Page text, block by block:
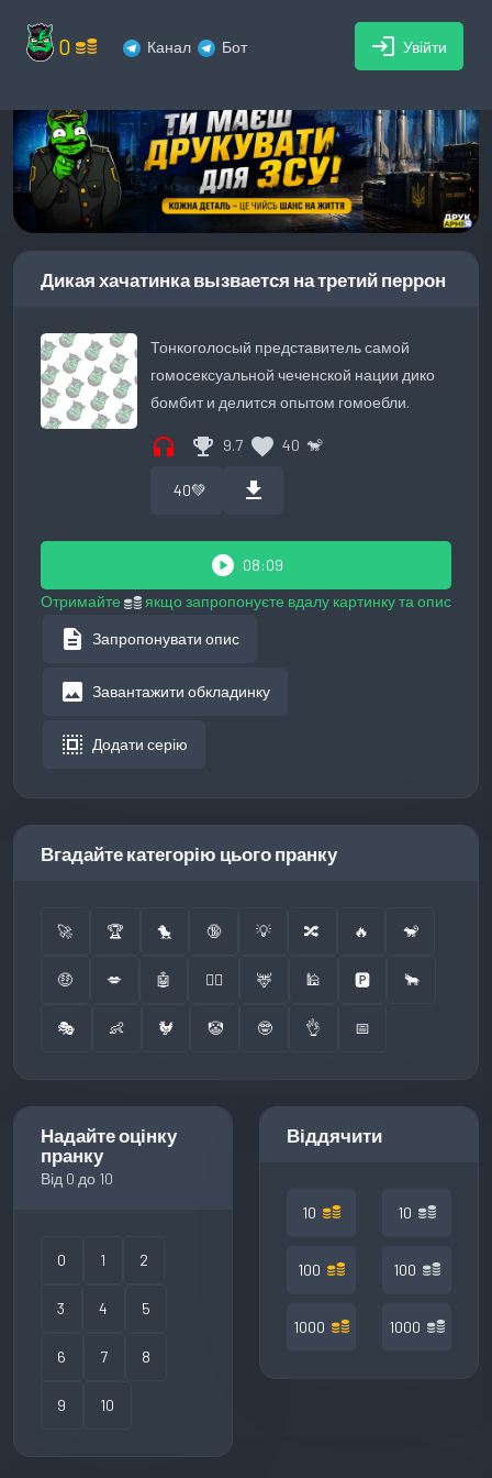
0 Канал Бот login Увійти
Дикая хачатинка вызвается на третий перрон
Тонкоголосый представитель самой
гомосексуальной чеченской нации дико
бомбит и делится опытом гомоебли.
headphones emoji_events 9.7 favorite 40 🐒
40💚 download
play_circle 08:09
Отримайте
якщо запропонуєте вдалу картинку та опис
description Запропонувати опис
image Завантажити обкладинку
select_all Додати серію
Вгадайте категорію цього пранку
🚀 🏆 🐤 🔞 💡 🔀 🔥 🐒
🤑 💋 🤖 👮‍♂️ 🦌 🕌 🅿️ 🐂
🎭 👶 🐓 🤡 🤓 👌 📅
Надайте оцінку
пранку
Від 0 до 10
0 1 2
3 4 5
6 7 8
9 10
Віддячити
10
100
1000
10
100
1000